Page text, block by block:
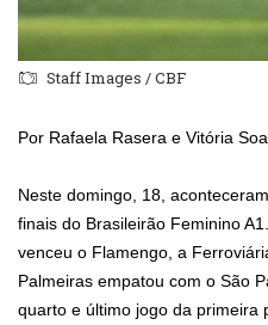
Staff Images / CBF
Por Rafaela Rasera e Vitória
Neste domingo, 18,
finais do Brasileirão Feminino
venceu o Flamengo, a
Palmeiras empatou com o São
quarto e último jogo da primeira